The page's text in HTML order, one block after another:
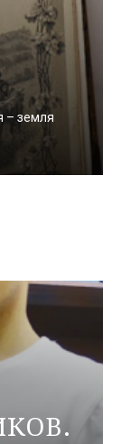
– земля